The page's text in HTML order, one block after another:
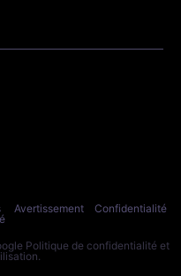
Avertissement
Confidentialité
Politique de confidentialité et
.